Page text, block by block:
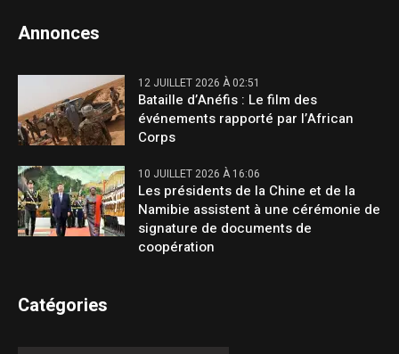
Annonces
12 JUILLET 2026 À 02:51
Bataille d’Anéfis : Le film des
événements rapporté par l’African
Corps
10 JUILLET 2026 À 16:06
Les présidents de la Chine et de la
Namibie assistent à une cérémonie de
signature de documents de
coopération
Catégories